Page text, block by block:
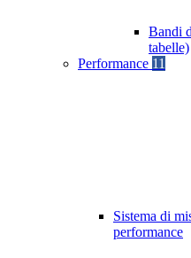
Bandi
tabelle)
Performance 11
Sistema di
performance